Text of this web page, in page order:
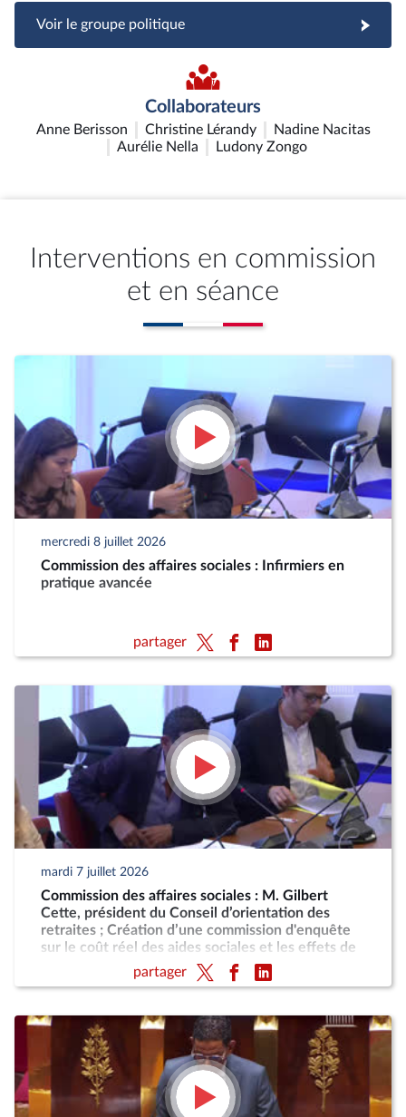
Voir le groupe politique
Collaborateurs
Anne Berisson Christine Lérandy
Nadine Nacitas
Aurélie Nella
Ludony Zongo
Interventions en commission
et en séance
mercredi 8 juillet 2026
Commission des affaires sociales : Infirmiers en
pratique avancée
partager
mardi 7 juillet 2026
Commission des affaires sociales : M. Gilbert
Cette, président du Conseil d’orientation des
retraites ; Création d’une commission d'enquête
sur le coût réel des aides sociales et les effets de
désincitation au travail engendrés par leur cumul
partager